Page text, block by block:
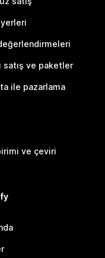
satış ve paketler
ile pazarlama
ve çeviri